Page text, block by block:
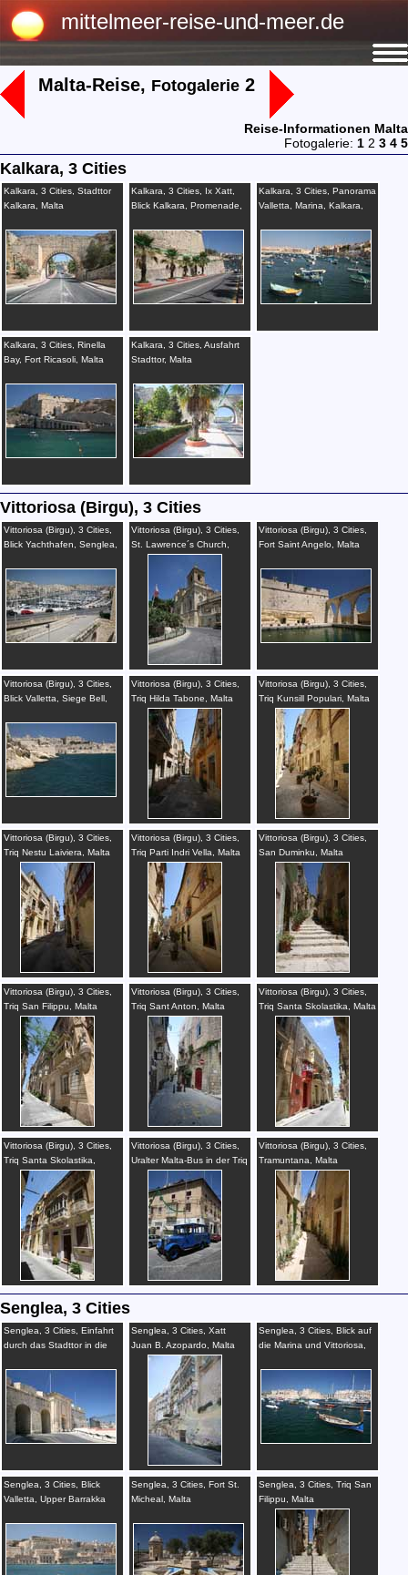
mittelmeer-reise-und-meer.de
Malta-Reise, Fotogalerie 2
Reise-Informationen Malta
Fotogalerie: 1 2 3 4 5
Kalkara, 3 Cities
Kalkara, 3 Cities, Stadttor
Kalkara, Malta
Kalkara, 3 Cities, Ix Xatt,
Blick Kalkara, Promenade,
Kalkara, 3 Cities, Panorama
Valletta, Marina, Kalkara,
Kalkara, 3 Cities, Rinella
Bay, Fort Ricasoli, Malta
Kalkara, 3 Cities, Ausfahrt
Stadttor, Malta
Vittoriosa (Birgu), 3 Cities
Vittoriosa (Birgu), 3 Cities,
Blick Yachthafen, Senglea,
Vittoriosa (Birgu), 3 Cities,
St. Lawrence´s Church,
Vittoriosa (Birgu), 3 Cities,
Fort Saint Angelo, Malta
Vittoriosa (Birgu), 3 Cities,
Blick Valletta, Siege Bell,
Vittoriosa (Birgu), 3 Cities,
Triq Hilda Tabone, Malta
Vittoriosa (Birgu), 3 Cities,
Triq Kunsill Populari, Malta
Vittoriosa (Birgu), 3 Cities,
Triq Nestu Laiviera, Malta
Vittoriosa (Birgu), 3 Cities,
Triq Parti Indri Vella, Malta
Vittoriosa (Birgu), 3 Cities,
San Duminku, Malta
Vittoriosa (Birgu), 3 Cities,
Triq San Filippu, Malta
Vittoriosa (Birgu), 3 Cities,
Triq Sant Anton, Malta
Vittoriosa (Birgu), 3 Cities,
Triq Santa Skolastika, Malta
Vittoriosa (Birgu), 3 Cities,
Triq Santa Skolastika,
Kirche, Vögel, Malta
Vittoriosa (Birgu), 3 Cities,
Uralter Malta-Bus in der Triq
P. Boffa, Malta
Vittoriosa (Birgu), 3 Cities,
Tramuntana, Malta
Senglea, 3 Cities
Senglea, 3 Cities, Einfahrt
durch das Stadttor in die
Senglea, 3 Cities, Xatt
Juan B. Azopardo, Malta
Senglea, 3 Cities, Blick auf
die Marina und Vittoriosa,
Senglea, 3 Cities, Blick
Valletta, Upper Barrakka
Senglea, 3 Cities, Fort St.
Micheal, Malta
Senglea, 3 Cities, Triq San
Filippu, Malta